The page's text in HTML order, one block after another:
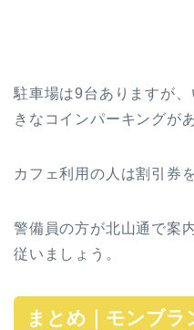
駐車場は9台ありますが
きなコインパーキングが
カフェ利用の人は割引券
警備員の方が北山通で案
従いましょう。
まとめ｜モンブラ